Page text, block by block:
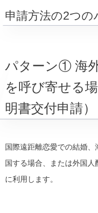
申請方法の2つの
パターン① 海
を呼び寄せる
明書交付申請）
国際遠距離恋愛での結婚
国する場合、または外国
に利用します。